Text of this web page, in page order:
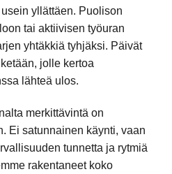
yllättäen. Puolison
tai aktiivisen työuran
yhtäkkiä tyhjäksi. Päivät
jolle kertoa
lähteä ulos.
merkittävintä on
Ei satunnainen käynti, vaan
tunnetta ja rytmiä
rakentaneet koko